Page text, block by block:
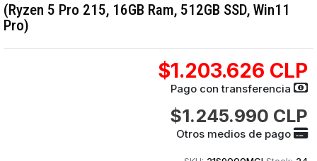
(Ryzen 5 Pro 215, 16GB Ram, 512GB SSD, Win11
Pro)
$1.203.626 CLP
Pago con transferencia
$1.245.990 CLP
Otros medios de pago